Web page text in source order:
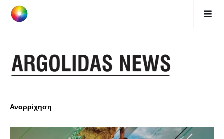
Αναρρίχηση